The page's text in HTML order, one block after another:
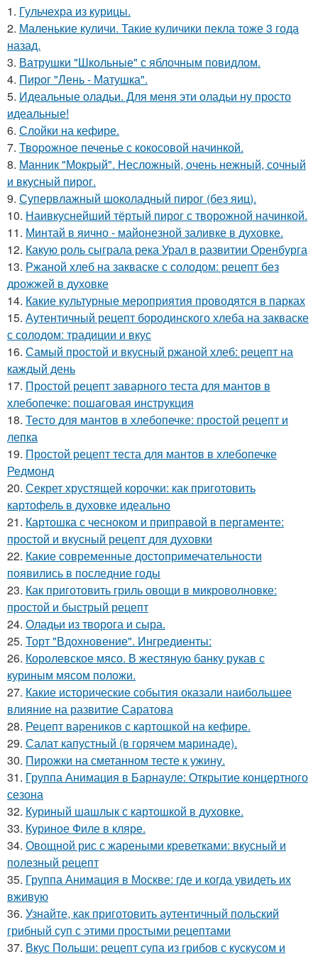
1. Гульчехра из курицы.
2. Маленькие куличи. Такие куличики пекла тоже 3 года
назад.
3. Ватрушки "Школьные" с яблочным повидлом.
4. Пирог "Лень - Матушка".
5. Идеальные оладьи. Для меня эти оладьи ну просто
идеальные!
6. Слойки на кефире.
7. Твopoжное печенье с кокосовой начинкой.
8. Манник "Мокрый". Несложный, очень нежный, сочный
и вкусный пирог.
9. Супервлажный шоколадный пирог (без яиц).
10. Наивкуснейший тёртый пирог с творожной начинкой.
11. Минтай в яично - майонезной заливке в духовке.
12. Какую роль сыграла река Урал в развитии Оренбурга
13. Ржаной хлеб на закваске с солодом: рецепт без
дрожжей в духовке
14. Какие культурные мероприятия проводятся в парках
15. Аутентичный рецепт бородинского хлеба на закваске
с солодом: традиции и вкус
16. Самый простой и вкусный ржаной хлеб: рецепт на
каждый день
17. Простой рецепт заварного теста для мантов в
хлебопечке: пошаговая инструкция
18. Тесто для мантов в хлебопечке: простой рецепт и
лепка
19. Простой рецепт теста для мантов в хлебопечке
Редмонд
20. Секрет хрустящей корочки: как приготовить
картофель в духовке идеально
21. Картошка с чесноком и приправой в пергаменте:
простой и вкусный рецепт для духовки
22. Какие современные достопримечательности
появились в последние годы
23. Как приготовить гриль овощи в микроволновке:
простой и быстрый рецепт
24. Оладьи из творога и сыра.
25. Торт "Вдохновение". Ингредиенты:
26. Королевское мясо. В жестяную банку рукав с
куриным мясом положи.
27. Какие исторические события оказали наибольшее
влияние на развитие Саратова
28. Рецепт вареников с картошкой на кефире.
29. Салат капустный (в горячем маринаде).
30. Пирожки на сметанном тесте к ужину.
31. Группа Анимация в Барнауле: Открытие концертного
сезона
32. Куриный шашлык с картошкой в духовке.
33. Куриное Филе в кляре.
34. Овощной рис с жареными креветками: вкусный и
полезный рецепт
35. Группа Анимация в Москве: где и когда увидеть их
вживую
36. Узнайте, как приготовить аутентичный польский
грибный суп с этими простыми рецептами
37. Вкус Польши: рецепт супа из грибов с кускусом и